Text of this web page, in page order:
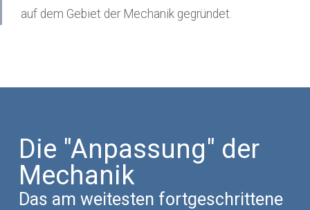
auf dem Gebiet der Mechanik gegründet.
Die "Anpassung" der
Mechanik
Das am weitesten fortgeschrittene